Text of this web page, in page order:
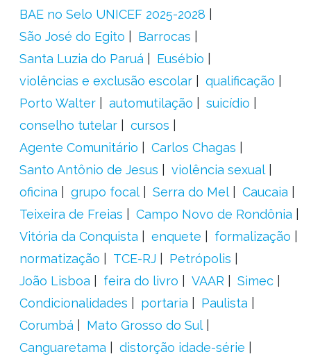
BAE no Selo UNICEF 2025-2028
São José do Egito
Barrocas
Santa Luzia do Paruá
Eusébio
violências e exclusão escolar
qualificação
Porto Walter
automutilação
suicídio
conselho tutelar
cursos
Agente Comunitário
Carlos Chagas
Santo Antônio de Jesus
violência sexual
oficina
grupo focal Serra do Mel
Caucaia
Teixeira de Freias
Campo Novo de Rondônia
Vitória da Conquista
enquete
formalização
normatização
TCE-RJ
Petrópolis
João Lisboa
feira do livro VAAR
Simec
Condicionalidades
portaria
Paulista
Corumbá
Mato Grosso do Sul
Canguaretama
distorção idade-série